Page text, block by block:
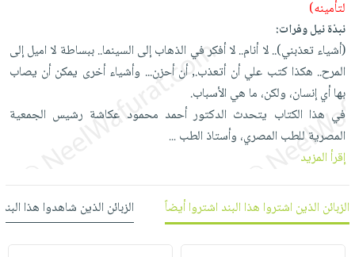
على
Apple
الشعر
العناية
بالجسم
العناية
بالأسنان
الحمية
والتغذية
أواني
الطهي
أدوات
الخبز
أدوات
المائدة
الأوعية
والتخزين
أدوات
المطبخ
متجر
الهدايا
أقسام
الأكثر
مبيعاً
العودة
للمدارس
كتب
اكسسوارات
منزلية
شحن
مجاني
بنود
مختارة
اشتراكات
كل
الاشتراكات
صندوق
بحث
متقدم
لتأمينه)
نبذة نيل وفرات:
(أشياء تعذبني).. لا أنام.. لا أفكر في الذهاب إلى السينما.. ببساطة لا اميل إلى
المرح.. هكذا كتب علي أن أتعذب., أن أحزن... وأشياء أخرى يمكن أن يصاب
بها أي إنسان، ولكن، ما هي الأسباب.
في هذا الكتاب يتحدث الدكتور أحمد محمود عكاشة رشيس الجمعية
المصرية للطب المصري، وأستاذ الطب...
إقرأ المزيد
الزبائن الذين اشتروا هذا البند اشتروا أيضاً الزبائن الذين شاهدوا هذا